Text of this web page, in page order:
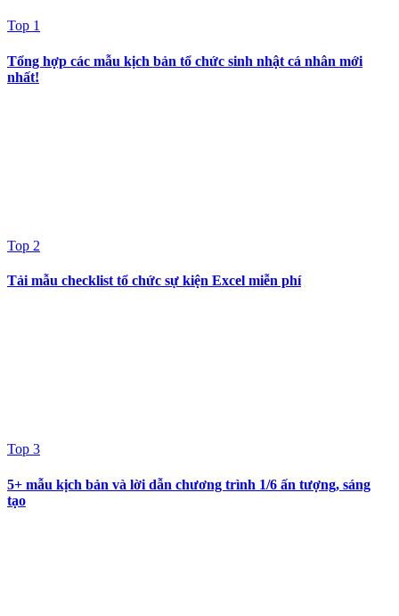
Top 1
Tổng hợp các mẫu kịch bản tổ chức sinh nhật cá nhân mới
nhất!
Top 2
Tải mẫu checklist tổ chức sự kiện Excel miễn phí
Top 3
5+ mẫu kịch bản và lời dẫn chương trình 1/6 ấn tượng, sáng
tạo